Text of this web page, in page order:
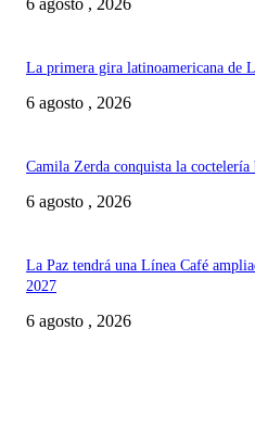
6 agosto , 2026
La primera gira latinoamericana de
6 agosto , 2026
Camila Zerda conquista la
6 agosto , 2026
La Paz tendrá una Línea Café
2027
6 agosto , 2026